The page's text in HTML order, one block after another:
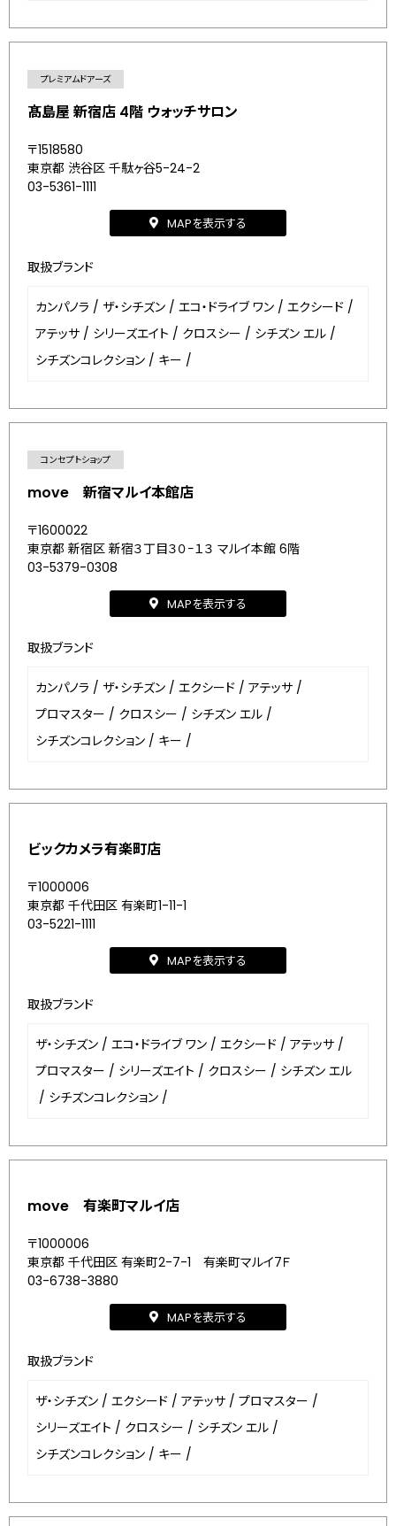
プレミアムドアーズ
髙島屋 新宿店 4階 ウォッチサロン
〒1518580
東京都 渋谷区 千駄ヶ谷5-24-2
03-5361-1111
MAPを表示する
取扱ブランド
カンパノラ / ザ・シチズン / エコ・ドライブ ワン / エクシード /
アテッサ / シリーズエイト / クロスシー / シチズン エル /
シチズンコレクション / キー /
コンセプトショップ
move 新宿マルイ本館店
〒1600022
東京都 新宿区 新宿３丁目３０−１３ マルイ本館 6階
03-5379-0308
MAPを表示する
取扱ブランド
カンパノラ / ザ・シチズン / エクシード / アテッサ /
プロマスター / クロスシー / シチズン エル /
シチズンコレクション / キー /
ビックカメラ有楽町店
〒1000006
東京都 千代田区 有楽町1-11-1
03-5221-1111
MAPを表示する
取扱ブランド
ザ・シチズン / エコ・ドライブ ワン / エクシード / アテッサ /
プロマスター / シリーズエイト / クロスシー / シチズン エル
/ シチズンコレクション /
move 有楽町マルイ店
〒1000006
東京都 千代田区 有楽町2-7-1 有楽町マルイ7Ｆ
03-6738-3880
MAPを表示する
取扱ブランド
ザ・シチズン / エクシード / アテッサ / プロマスター /
シリーズエイト / クロスシー / シチズン エル /
シチズンコレクション / キー /